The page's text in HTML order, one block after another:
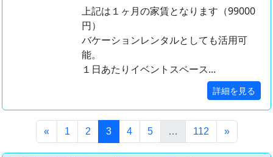
上記は１ヶ月の家賃となります（99000
円）
バケーションレンタルとしても活用可
能。
１日あたりイベントスペース...
詳細を見る
« 1 2 3(このページ)
4 5 … 112 »